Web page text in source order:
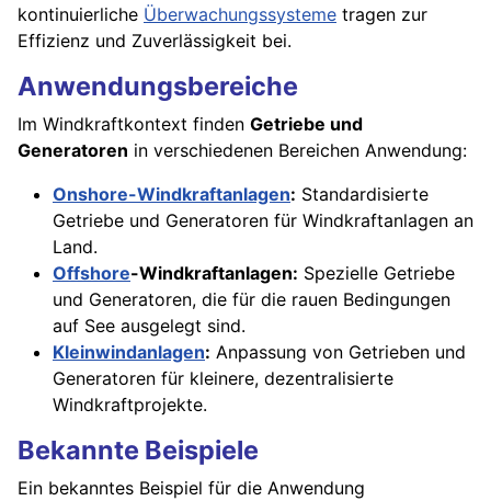
kontinuierliche Überwachungssysteme tragen zur
Effizienz und Zuverlässigkeit bei.
Anwendungsbereiche
Im Windkraftkontext finden Getriebe und
Generatoren in verschiedenen Bereichen Anwendung:
Onshore-Windkraftanlagen: Standardisierte
Getriebe und Generatoren für Windkraftanlagen an
Land.
Offshore-Windkraftanlagen: Spezielle Getriebe
und Generatoren, die für die rauen Bedingungen
auf See ausgelegt sind.
Kleinwindanlagen: Anpassung von Getrieben und
Generatoren für kleinere, dezentralisierte
Windkraftprojekte.
Bekannte Beispiele
Ein bekanntes Beispiel für die Anwendung